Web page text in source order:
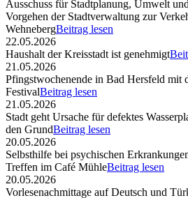
Ausschuss für Stadtplanung, Umwelt
Vorgehen der Stadtverwaltung zur
WehnebergBeitrag lesen
22.05.2026
Haushalt der Kreisstadt ist genehmigt
21.05.2026
Pfingstwochenende in Bad Hersfeld mit
FestivalBeitrag lesen
21.05.2026
Stadt geht Ursache für defektes
den GrundBeitrag lesen
20.05.2026
Selbsthilfe bei psychischen
Treffen im Café MühleBeitrag lesen
20.05.2026
Vorlesenachmittage auf Deutsch und